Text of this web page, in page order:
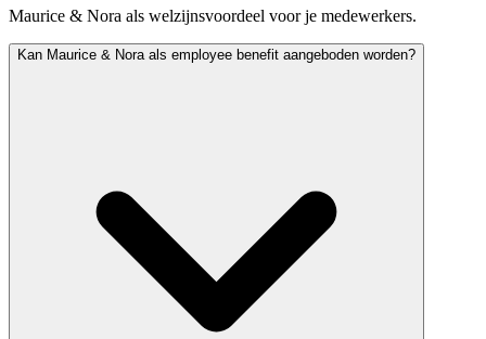
Maurice & Nora als welzijnsvoordeel voor je medewerkers.
Kan Maurice & Nora als employee benefit aangeboden worden?